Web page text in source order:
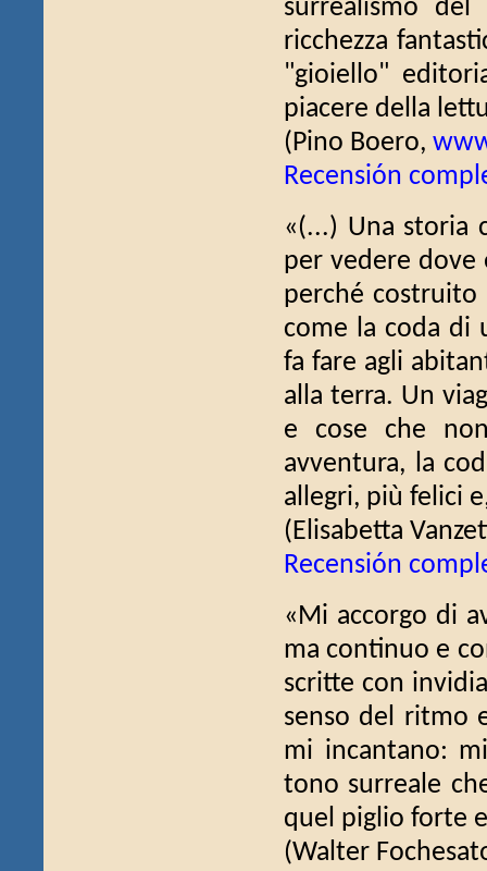
surrealismo
ricchezza
"gioiello"
piacere della
(Pino Boero,
Recensión
«(...) Una storia
per vedere dove
perché costruito
come la coda di
fa fare agli
alla terra. Un
e cose che
avventura, la
allegri, più felici
(Elisabetta
Recensión
«Mi accorgo di
ma continuo e
scritte con
senso del ritmo
mi incantano:
tono surreale
quel piglio forte
(Walter